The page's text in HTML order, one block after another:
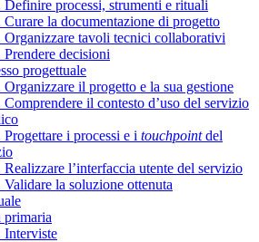
Definire processi, strumenti e rituali
Curare la documentazione di progetto
Organizzare tavoli tecnici collaborativi
Prendere decisioni
progettuale
Organizzare il progetto e la sua gestione
Comprendere il contesto d’uso del servizio
Progettare i processi e i touchpointdel
Realizzare l’interfaccia utente del servizio
Validare la soluzione ottenuta
primaria
Interviste